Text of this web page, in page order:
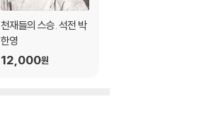
천재들의 스승. 석전 박
한영
12,000원